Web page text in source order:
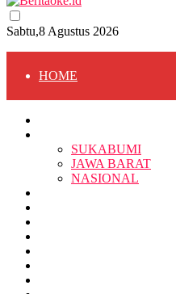
Sabtu,8 Agustus 2026
HOME
SUKABUMI
SUKABUMI
JAWA BARAT
NASIONAL